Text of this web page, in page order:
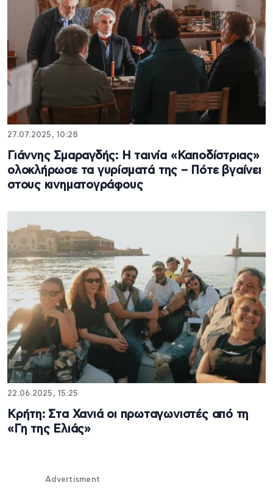
27.07.2025, 10:28
Γιάννης Σμαραγδής: Η ταινία «Καποδίστριας»
ολοκλήρωσε τα γυρίσματά της – Πότε βγαίνει
στους κινηματογράφους
22.06.2025, 15:25
Κρήτη: Στα Χανιά οι πρωταγωνιστές από τη
«Γη της Ελιάς»
Advertisment